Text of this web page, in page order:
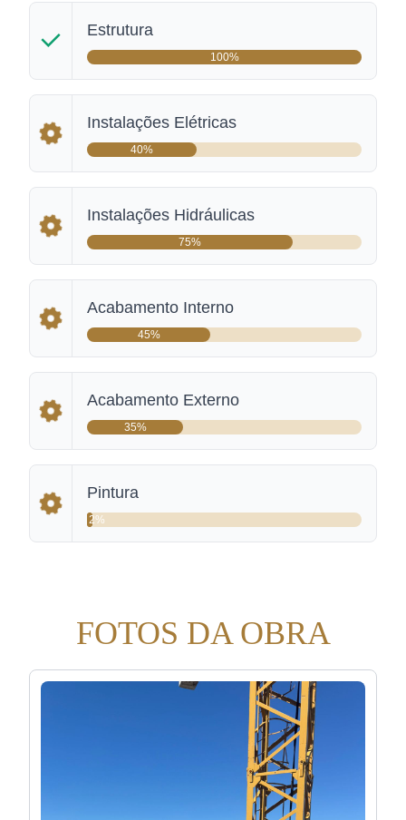
Estrutura
100%
Instalações Elétricas
40%
Instalações Hidráulicas
75%
Acabamento Interno
45%
Acabamento Externo
35%
Pintura
2%
FOTOS DA OBRA